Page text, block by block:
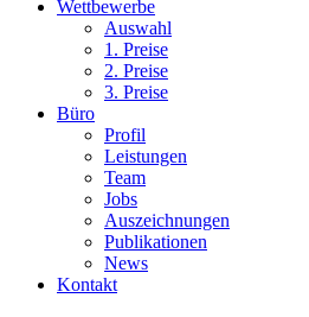
Wettbewerbe
Auswahl
1. Preise
2. Preise
3. Preise
Büro
Profil
Leistungen
Team
Jobs
Auszeichnungen
Publikationen
News
Kontakt